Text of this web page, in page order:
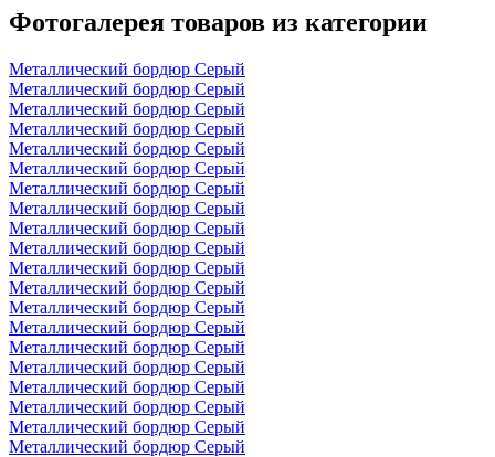
Фотогалерея товаров из категории
Металлический бордюр Серый
Металлический бордюр Серый
Металлический бордюр Серый
Металлический бордюр Серый
Металлический бордюр Серый
Металлический бордюр Серый
Металлический бордюр Серый
Металлический бордюр Серый
Металлический бордюр Серый
Металлический бордюр Серый
Металлический бордюр Серый
Металлический бордюр Серый
Металлический бордюр Серый
Металлический бордюр Серый
Металлический бордюр Серый
Металлический бордюр Серый
Металлический бордюр Серый
Металлический бордюр Серый
Металлический бордюр Серый
Металлический бордюр Серый